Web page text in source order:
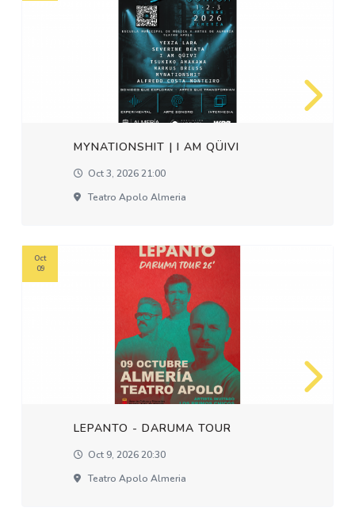
MYNATIONSHIT | I AM QÜIVI
Oct 3, 2026 21:00
Teatro Apolo Almeria
LEPANTO - DARUMA TOUR
Oct 9, 2026 20:30
Teatro Apolo Almeria
Oct
09